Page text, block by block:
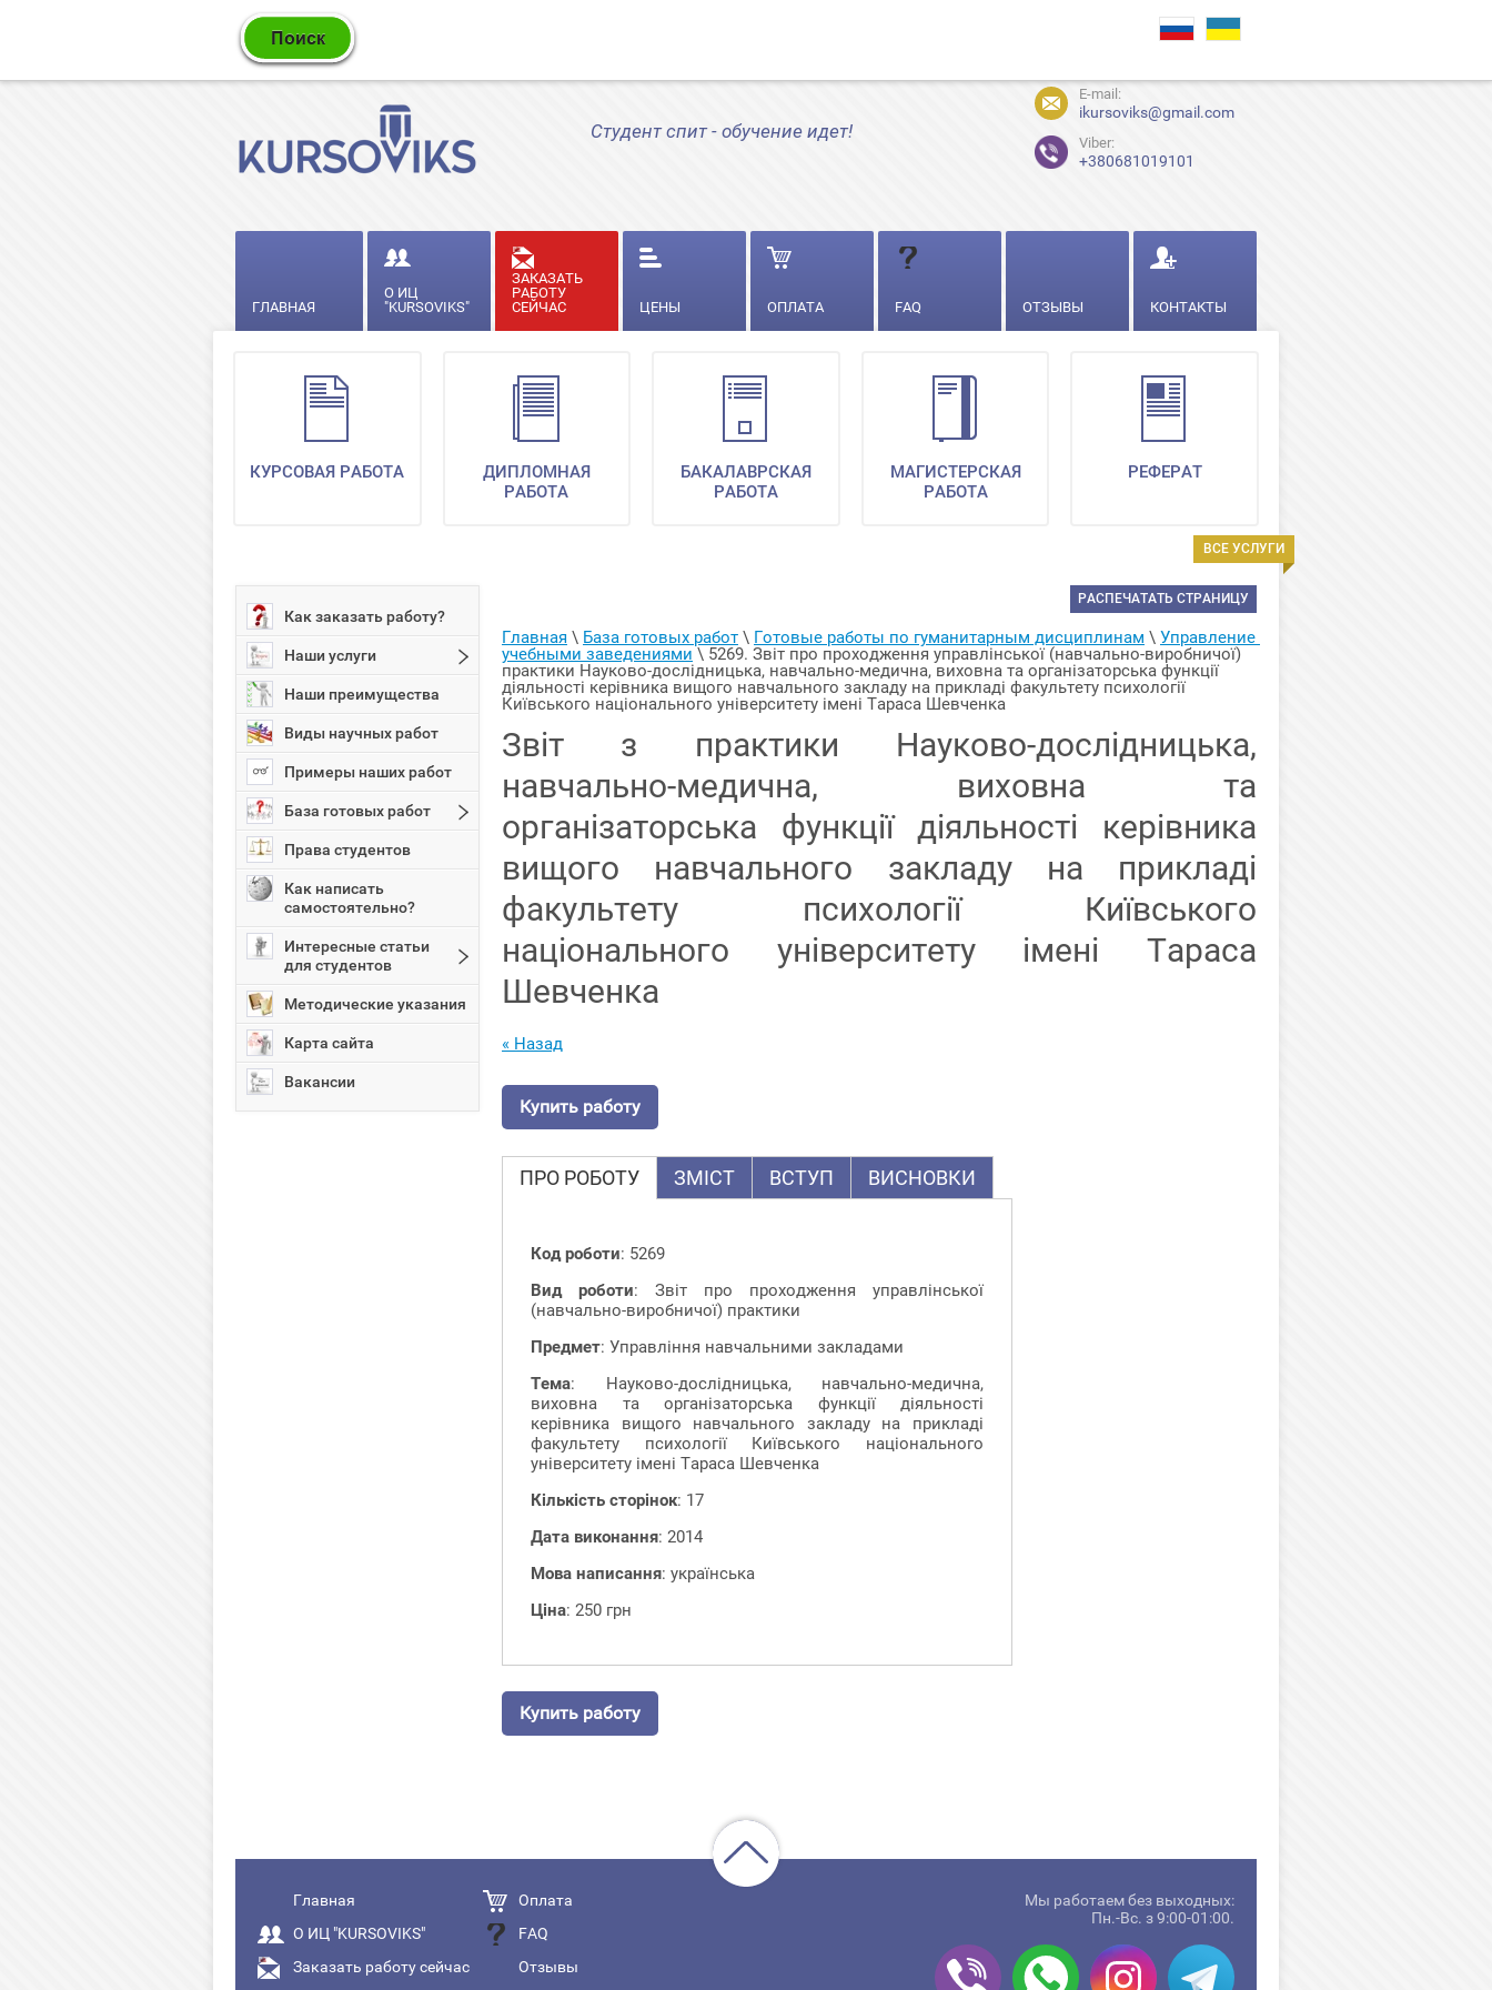
Студент спит - обучение идет!
E-mail:
ikursoviks@gmail.com
Viber:
+380681019101
ГЛАВНАЯ
О ИЦ
"KURSOVIKS"
ЗАКАЗАТЬ
РАБОТУ
СЕЙЧАС
ЦЕНЫ ОПЛАТА FAQ ОТЗЫВЫ КОНТАКТЫ
ВСЕ УСЛУГИ
КУРСОВАЯ РАБОТА
ДИПЛОМНАЯ
РАБОТА
БАКАЛАВРСКАЯ
РАБОТА
МАГИСТЕРСКАЯ
РАБОТА
РЕФЕРАТ
Как заказать работу?
Наши услуги
Наши преимущества
Виды научных работ
Примеры наших работ
База готовых работ
Права студентов
Как написать
самостоятельно?
Интересные статьи
для студентов
Методические указания
Карта сайта
Вакансии
РАСПЕЧАТАТЬ СТРАНИЦУ
Главная \ База готовых работ \ Готовые работы по гуманитарным дисциплинам \ Управление
учебными заведениями \ 5269. Звіт про проходження управлінської (навчально-виробничої)
практики Науково-дослідницька, навчально-медична, виховна та організаторська функції
діяльності керівника вищого навчального закладу на прикладі факультету психології
Київського національного університету імені Тараса Шевченка
Звіт з практики Науково-дослідницька,
навчально-медична, виховна та
організаторська функції діяльності керівника
вищого навчального закладу на прикладі
факультету психології Київського
національного університету імені Тараса
Шевченка
« Назад
Купить работу
ПРО РОБОТУ ЗМІСТ ВСТУП ВИСНОВКИ
Код роботи: 5269
Вид роботи: Звіт про проходження управлінської
(навчально-виробничої) практики
Предмет: Управління навчальними закладами
Тема: Науково-дослідницька, навчально-медична,
виховна та організаторська функції діяльності
керівника вищого навчального закладу на прикладі
факультету психології Київського національного
університету імені Тараса Шевченка
Кількість сторінок: 17
Дата виконання: 2014
Мова написання: українська
Ціна: 250 грн
Купить работу
Главная
О ИЦ "KURSOVIKS"
Заказать работу сейчас
Оплата
FAQ
Отзывы
Мы работаем без выходных:
Пн.-Вс. з 9:00-01:00.